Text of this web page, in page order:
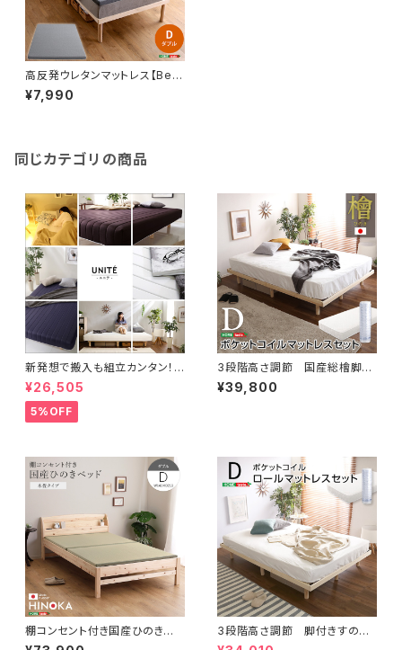
高反発ウレタンマットレス【Bele
za5-ベレーザ・ファイブ-】(ダブ
ル)
¥7,990
同じカテゴリの商品
新発想で搬入も組立カンタン！
ほどよい弾力 脚付きロールマッ
トレス（ボンネルコイルスプリン
グ)【Unite -Raide- -ユニテ・
ライド-】ダブルサイズ
¥26,505
5%OFF
3段階高さ調節 国産総檜脚付
きすのこベッド 【Pierna-ピエル
ナ-】(ポケットコイルロールマッ
¥39,800
棚コンセント付き国産ひのきベッ
ド 本畳タイプ【HINOKA-ヒノ
3段階高さ調節 脚付きすのこ
ベッド(ダブル) 【Lilitta-リリッ